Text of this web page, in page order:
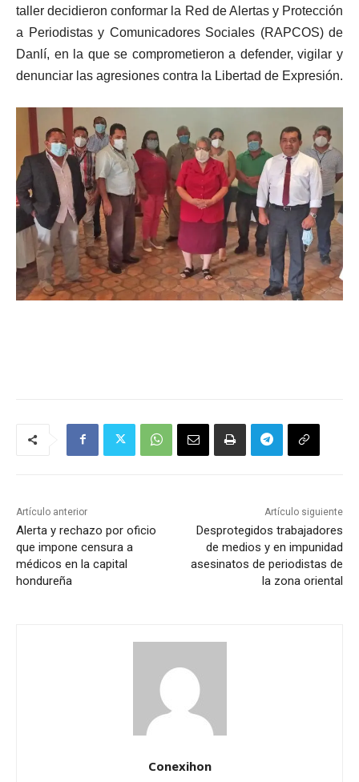
taller decidieron conformar la Red de Alertas y Protección
a Periodistas y Comunicadores Sociales (RAPCOS) de
Danlí, en la que se comprometieron a defender, vigilar y
denunciar las agresiones contra la Libertad de Expresión.
Artículo anterior
Alerta y rechazo por oficio
que impone censura a
médicos en la capital
hondureña
Artículo siguiente
Desprotegidos trabajadores
de medios y en impunidad
asesinatos de periodistas de
la zona oriental
Conexihon